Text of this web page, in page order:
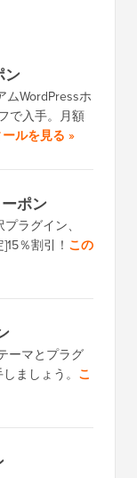
ン
ムWordPressホ
で入手。月額
ルを見る »
ポン
ラグイン、
％割引！ この
ーマとプラグ
ましょう。 こ